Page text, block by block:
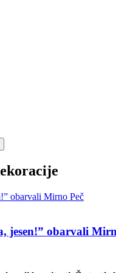
jesen!” obarvali